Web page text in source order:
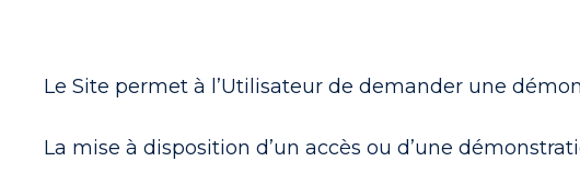
Le Site permet à l’Utilisateur de demander une
La mise à disposition d’un accès ou d’une